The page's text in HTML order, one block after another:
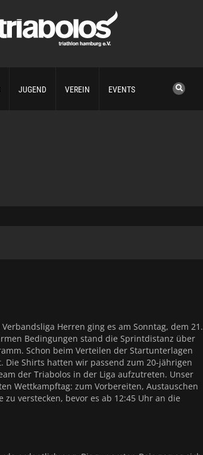
JUGEND VEREIN EVENTS
Herren ging es am Sonntag, dem 21.
Bedingungen stand die Sprintdistanz über
Schon beim Verteilen der Startunterlagen
Shirts hatten wir passend zum 20-jährigen
der Triabolos in der Liga aufzutreten. Unser
Wettkampftag: zum Vorbereiten, Austauschen
verstecken, bevor es ab 12:45 Uhr an die